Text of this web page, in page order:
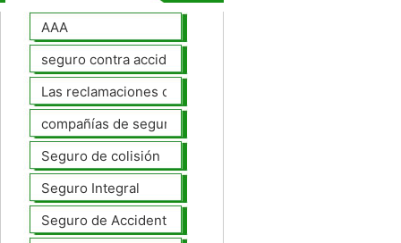
AAA
seguro contra accidentes
Las reclamaciones de seguros de automóviles
compañías de seguros de coche
Seguro de colisión
Seguro Integral
Seguro de Accidentes Personales